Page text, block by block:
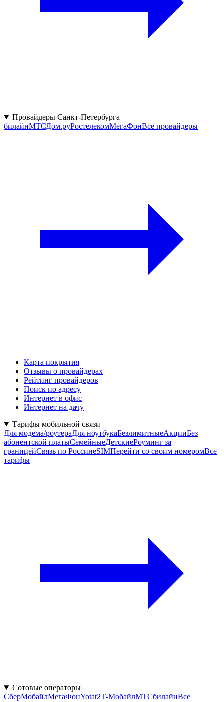
Провайдеры Санкт-Петербурга
билайнМТСДом.руРостелекомМегаФонВсе провайдеры
Карта покрытия
Отзывы о провайдерах
Рейтинг провайдеров
Поиск по адресу
Интернет в офис
Интернет на дачу
Тарифы мобильной связи
Для модема/роутераДля ноутбукаБезлимитныеАкцииБез
абонентской платыСемейныеДетскиеРоуминг за
границейСвязь по РоссииeSIMПерейти со своим номеромВсе
тарифы
Сотовые операторы
СберМобайлМегаФонYotat2Т‑МобайлМТСбилайнВсе